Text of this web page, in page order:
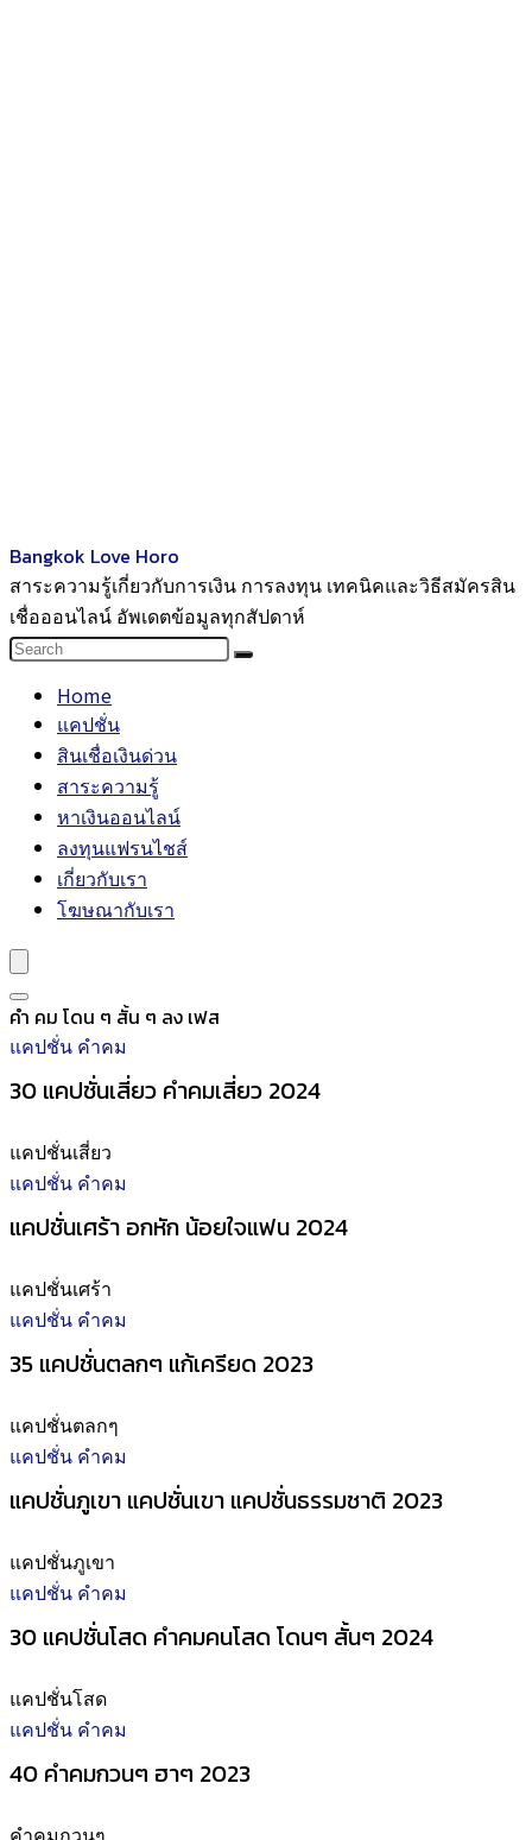
Bangkok Love Horo
สาระความรู้เกี่ยวกับการเงิน การลงทุน เทคนิคและวิธีสมัครสิน
เชื่อออนไลน์ อัพเดตข้อมูลทุกสัปดาห์
Home
แคปชั่น
สินเชื่อเงินด่วน
สาระความรู้
หาเงินออนไลน์
ลงทุนแฟรนไชส์
เกี่ยวกับเรา
โฆษณากับเรา
คํา คม โดน ๆ สั้น ๆ ลง เฟส
แคปชั่น คำคม
30 แคปชั่นเสี่ยว คำคมเสี่ยว 2024
แคปชั่นเสี่ยว
แคปชั่น คำคม
แคปชั่นเศร้า อกหัก น้อยใจแฟน 2024
แคปชั่นเศร้า
แคปชั่น คำคม
35 แคปชั่นตลกๆ แก้เครียด 2023
แคปชั่นตลกๆ
แคปชั่น คำคม
แคปชั่นภูเขา แคปชั่นเขา แคปชั่นธรรมชาติ 2023
แคปชั่นภูเขา
แคปชั่น คำคม
30 แคปชั่นโสด คําคมคนโสด โดนๆ สั้นๆ 2024
แคปชั่นโสด
แคปชั่น คำคม
40 คำคมกวนๆ ฮาๆ 2023
คำคมกวนๆ